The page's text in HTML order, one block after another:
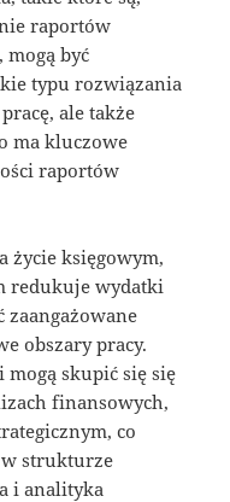
raportów
być
typu rozwiązania
ale także
ma kluczowe
raportów
życie księgowym,
redukuje wydatki
zaangażowane
obszary pracy.
skupić się się
finansowych,
co
w strukturze
i analityka